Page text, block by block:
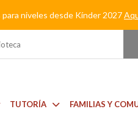
niveles desde Kínder 2027
TUTORÍA FAMILIAS Y